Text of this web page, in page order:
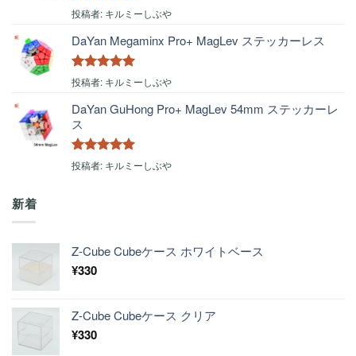
5段階中5の
投稿者: キルミーしぶや
DaYan Megaminx Pro+ MagLev ステッカーレス
5段階中5の
投稿者: キルミーしぶや
DaYan GuHong Pro+ MagLev 54mm ステッカーレ
ス
5段階中5の
投稿者: キルミーしぶや
新着
Z-Cube Cubeケース ホワイトベース
¥330
Z-Cube Cubeケース クリア
¥330